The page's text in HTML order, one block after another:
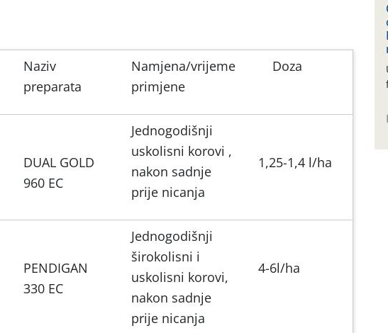
Naziv
preparata
Namjena/vrijeme
primjene
Doza
DUAL GOLD
960 EC
Jednogodišnji
uskolisni korovi ,
nakon sadnje
prije nicanja
1,25-1,4 l/ha
PENDIGAN
330 EC
Jednogodišnji
širokolisni i
uskolisni korovi,
nakon sadnje
prije nicanja
4-6l/ha